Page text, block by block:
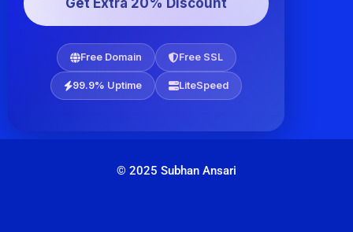
Get Extra 20% Discount
Free Domain Free SSL
99.9% Uptime LiteSpeed
© 2025 Subhan Ansari